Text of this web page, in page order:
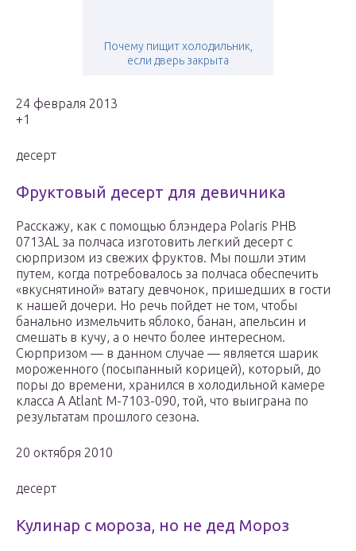
Почему пищит холодильник,
если дверь закрыта
24 февраля 2013
+1
десерт
Фруктовый десерт для девичника
Расскажу, как с помощью блэндера Polaris PHB
0713AL за полчаса изготовить легкий десерт с
сюрпризом из свежих фруктов. Мы пошли этим
путем, когда потребовалось за полчаса обеспечить
«вкуснятиной» ватагу девчонок, пришедших в гости
к нашей дочери. Но речь пойдет не том, чтобы
банально измельчить яблоко, банан, апельсин и
смешать в кучу, а о нечто более интересном.
Сюрпризом — в данном случае — является шарик
мороженного (посыпанный корицей), который, до
поры до времени, хранился в холодильной камере
класса А Atlant M-7103-090, той, что выиграна по
результатам прошлого сезона.
20 октября 2010
десерт
Кулинар с мороза, но не дед Мороз